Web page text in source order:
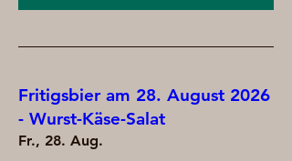
Fritigsbier am 28. August 2026
- Wurst-Käse-Salat
Fr., 28. Aug.